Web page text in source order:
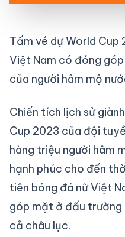
Tấm vé dự World Cup
Việt Nam có đóng
của người hâm mộ
Chiến tích lịch sử
Cup 2023 của đội
hàng triệu người hâm
hạnh phúc cho đến
tiên bóng đá nữ Việt
góp mặt ở đấu
cả châu lục.